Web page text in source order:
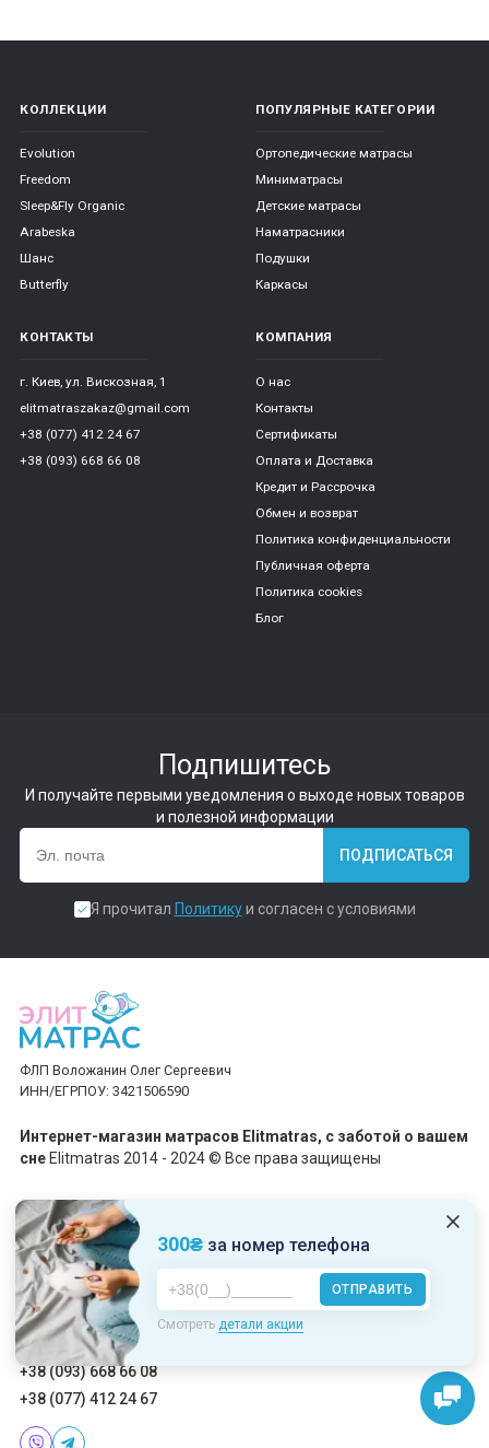
300₴за номер телефона
ОТПРАВИТЬ
Смотреть детали акции
КОЛЛЕКЦИИ
Evolution
Freedom
Sleep&Fly Organic
Arabeska
Шанс
Butterfly
ПОПУЛЯРНЫЕ КАТЕГОРИИ
Ортопедические матрасы
Миниматрасы
Детские матрасы
Наматрасники
Подушки
Каркасы
КОНТАКТЫ
г. Киев, ул. Вискозная, 1
elitmatraszakaz@gmail.com
+38 (077) 412 24 67
+38 (093) 668 66 08
КОМПАНИЯ
О нас
Контакты
Сертификаты
Оплата и Доставка
Кредит и Рассрочка
Обмен и возврат
Политика конфиденциальности
Публичная оферта
Политика cookies
Блог
Подпишитесь
И получайте первыми уведомления о выходе новых товаров
и полезной информации
ПОДПИСАТЬСЯ
Я прочитал Политикуи согласен с условиями
ФЛП Воложанин Олег Сергеевич
ИНН/ЕГРПОУ: 3421506590
Интернет-магазин матрасов Elitmatras, c заботой о вашем
сне Elitmatras 2014 - 2024 © Все права защищены
Принимаем платежи
Пн-Пт: 10:00 - 19:00
Сб-Вс: 10:00 - 17:00
+38 (093) 668 66 08
+38 (077) 412 24 67
*
*